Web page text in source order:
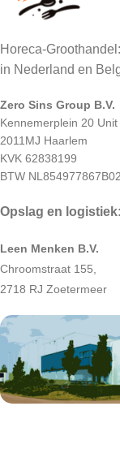
Horeca-
in Nederland en
Zero Sins Group B.V.
Kennemerplein 20 Unit
2011MJ Haarlem
KVK 62838199
BTW NL854977867B02
Opslag en logistiek:
Leen Menken B.V.
Chroomstraat 155,
2718 RJ Zoetermeer